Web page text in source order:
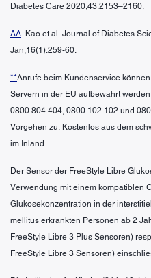
Diabetes Care 2020;43:2153–2160.
AA. Kao et al. Journal of Diabetes
Jan;16(1):259-60.
**Anrufe beim Kundenservice
Servern in der EU aufbewahrt
0800 804 404, 0800 102 102 und
Vorgehen zu. Kostenlos aus dem
im Inland.
Der Sensor der FreeStyle Libre
Verwendung mit einem kompatiblen
Glukosekonzentration in der
mellitus erkrankten Personen ab 2
FreeStyle Libre 3 Plus Sensoren)
FreeStyle Libre 3 Sensoren)